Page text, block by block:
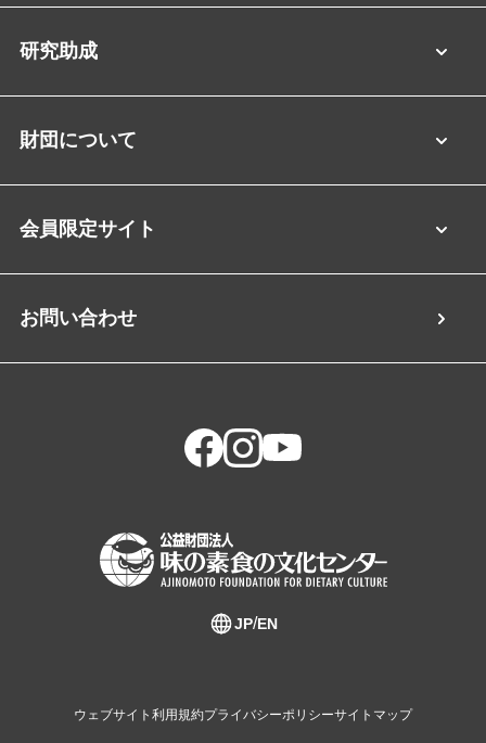
研究助成
財団について
会員限定サイト
お問い合わせ
JP EN
ウェブサイト利用規約プライバシーポリシーサイトマップ